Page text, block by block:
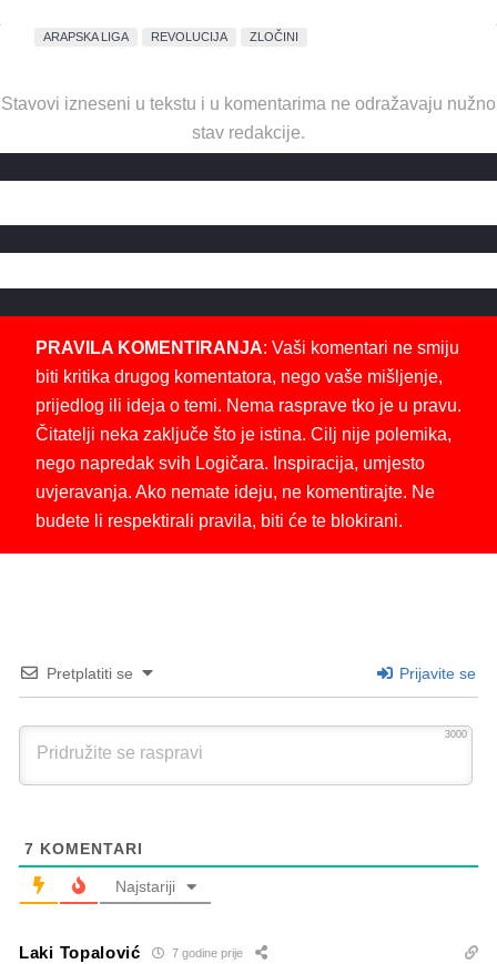
ARAPSKA LIGA REVOLUCIJA ZLOČINI
Stavovi izneseni u tekstu i u komentarima ne odražavaju nužno
stav redakcije.
PRAVILA KOMENTIRANJA: Vaši komentari ne smiju
biti kritika drugog komentatora, nego vaše mišljenje,
prijedlog ili ideja o temi. Nema rasprave tko je u pravu.
Čitatelji neka zaključe što je istina. Cilj nije polemika,
nego napredak svih Logičara. Inspiracija, umjesto
uvjeravanja. Ako nemate ideju, ne komentirajte. Ne
budete li respektirali pravila, biti će te blokirani.
Pretplatiti se Prijavite se
3000
7 KOMENTARI
Najstariji
Laki Topalović 7 godine prije